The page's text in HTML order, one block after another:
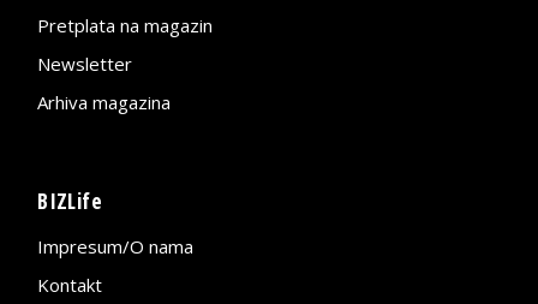
Pretplata na magazin
Newsletter
Arhiva magazina
BIZLife
Impresum/O nama
Kontakt